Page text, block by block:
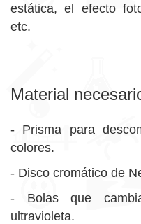
estática, el efecto
etc.
Material
- Prisma para
colores.
- Disco cromático de
- Bolas que
ultravioleta.